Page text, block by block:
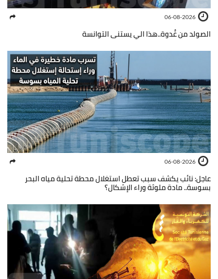
06-08-2026
الصولد من غُدوة..هذا الي يستنى التوانسة
06-08-2026
عاجل: نائب يكشف سبب تعطل استغلال محطة تحلية مياه البحر
بسوسة.. مادة ملوثة وراء الإشكال؟